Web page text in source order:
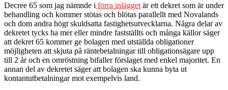
Decree 65 som jag nämnde i förra inlägget är ett dekret som är under
behandling och kommer stötas och blötas parallellt med Novalands
och dom andra högt skuldsatta fastighetsutvecklarna. Några delar av
dekretet tycks ha mer eller mindre fastställts och många källor säger
att dekret 65 kommer ge bolagen med utställda obligationer
möjligheten att skjuta på räntebetalningar till obligationsägare upp
till 2 år och en omröstning bifaller förslaget med enkel majoritet. En
annan del av dekretet säger att bolagen ska kunna byta ut
kontantutbetalningar mot exempelvis land.